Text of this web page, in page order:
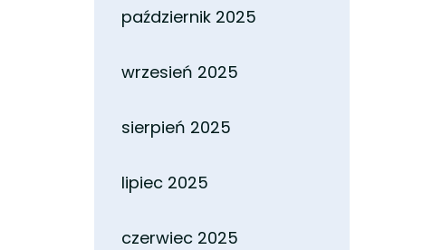
październik 2025
wrzesień 2025
sierpień 2025
lipiec 2025
czerwiec 2025